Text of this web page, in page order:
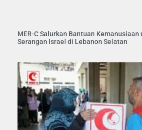
MER-C Salurkan Bantuan Kemanusiaan
Serangan Israel di Lebanon Selatan